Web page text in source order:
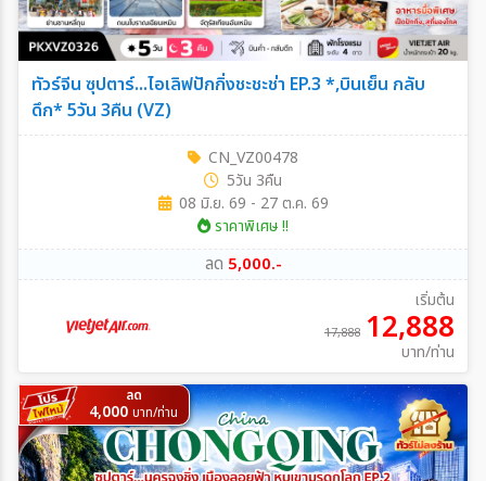
ทัวร์จีน ซุปตาร์...ไอเลิฟปักกิ่งชะชะช่า EP.3 *,บินเย็น กลับ
ดึก* 5วัน 3คืน (VZ)
CN_VZ00478
5วัน 3คืน
08 มิ.ย. 69 - 27 ต.ค. 69
ราคาพิเศษ !!
ลด 5,000.-
เริ่มต้น
17,888 12,888
บาท/ท่าน
ลด
4,000 บาท/ท่าน